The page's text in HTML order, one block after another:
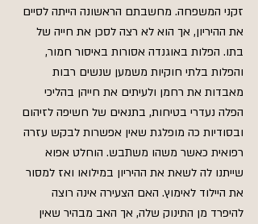
זקני המשפחה. מחשבתם הראשונה הייתה לסיים
את ההיריון, אך הוא לא רצה לסכן את חייה של
בתו. הפלות באוגנדה אסורות באיסור חמור,
והפלות בלתי חוקיות משמען שנשים רבות
מאבדות את רחמן ולעיתים את חייהן בהליכי
הפלה נעדרי בטיחות, בתנאים של חשיפה לזיהום
ובסודיות כה מופלגת שאין אפשרות לבקש עזרה
רפואית כאשר משהו משתבש. הוחלט אפוא
שייתנו לה לשאת את ההיריון במילואו ואז למסור
את היילוד לאימוץ. האם הצעירה אינה רוצה
להיפרד מן התינוק שלה, אך האב מבהיר שאין